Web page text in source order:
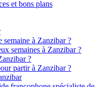
et bons plans
semaine à Zanzibar ?
semaines à Zanzibar ?
?
partir à Zanzibar ?